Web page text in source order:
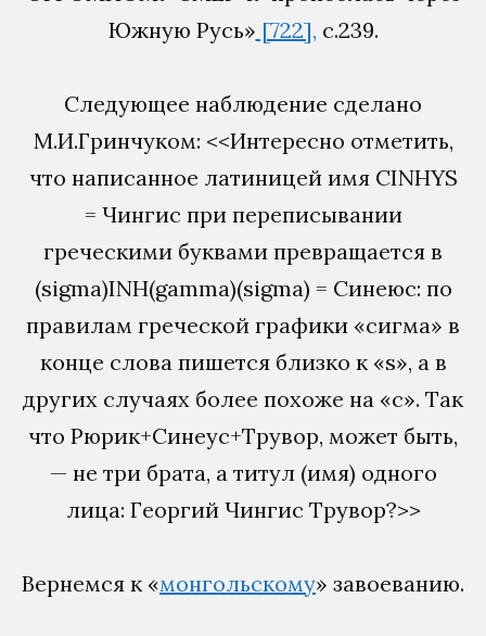
Южную Русь» [722], с.239.
Следующее наблюдение сделано
М.И.Гринчуком: <<Интересно отметить,
что написанное латиницей имя CINHYS
= Чингис при переписывании
греческими буквами превращается в
(sigma)INH(gamma)(sigma) = Синеюс: по
правилам греческой графики «сигма» в
конце слова пишется близко к «s», а в
других случаях более похоже на «c». Так
что Рюрик+Синеус+Трувор, может быть,
— не три брата, а титул (имя) одного
лица: Георгий Чингис Трувор?>>
Вернемся к «монгольскому» завоеванию.